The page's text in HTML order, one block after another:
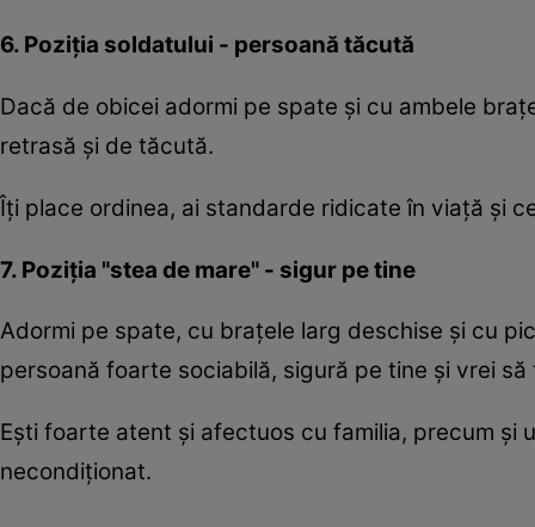
6. Poziţia soldatului - persoană tăcută
Dacă de obicei adormi pe spate şi cu ambele
retrasă şi de tăcută.
Îţi place ordinea, ai standarde ridicate în viaţă şi
7. Poziţia "stea de mare" - sigur pe tine
Adormi pe spate, cu braţele larg deschise şi cu
persoană foarte sociabilă, sigură pe tine şi vrei
Eşti foarte atent şi afectuos cu familia, precum şi
necondiţionat.